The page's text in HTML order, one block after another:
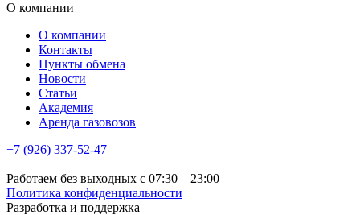
О компании
О компании
Контакты
Пункты обмена
Новости
Статьи
Академия
Аренда газовозов
+7 (926) 337-52-47
Работаем без выходных с 07:30 – 23:00
Политика конфиденциальности
Разработка и поддержка